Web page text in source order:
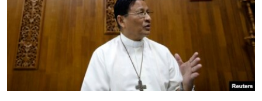
စာမျက်နှာ
ကျော်
ရန်
သုတပဒေသာ အင်္ဂလိပ်စာ
Learning English
ဗွီအိုအေ လူမှုကွန်ယက်များ